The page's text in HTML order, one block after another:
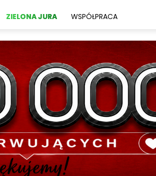
ZIELONA JURA WSPÓŁPRACA